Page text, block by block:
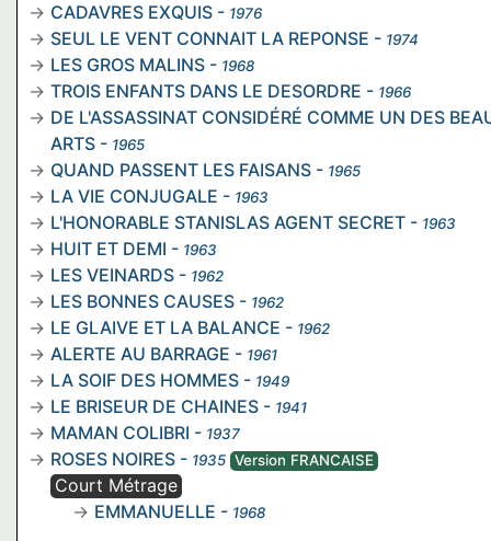
CADAVRES EXQUIS - 1976
SEUL LE VENT CONNAIT LA REPONSE - 1974
LES GROS MALINS - 1968
TROIS ENFANTS DANS LE DESORDRE - 1966
DE L'ASSASSINAT CONSIDÉRÉ COMME UN DES
ARTS - 1965
QUAND PASSENT LES FAISANS - 1965
LA VIE CONJUGALE - 1963
L'HONORABLE STANISLAS AGENT SECRET - 1963
HUIT ET DEMI - 1963
LES VEINARDS - 1962
LES BONNES CAUSES - 1962
LE GLAIVE ET LA BALANCE - 1962
ALERTE AU BARRAGE - 1961
LA SOIF DES HOMMES - 1949
LE BRISEUR DE CHAINES - 1941
MAMAN COLIBRI - 1937
ROSES NOIRES - 1935 Version FRANCAISE
Court Métrage
EMMANUELLE - 1968